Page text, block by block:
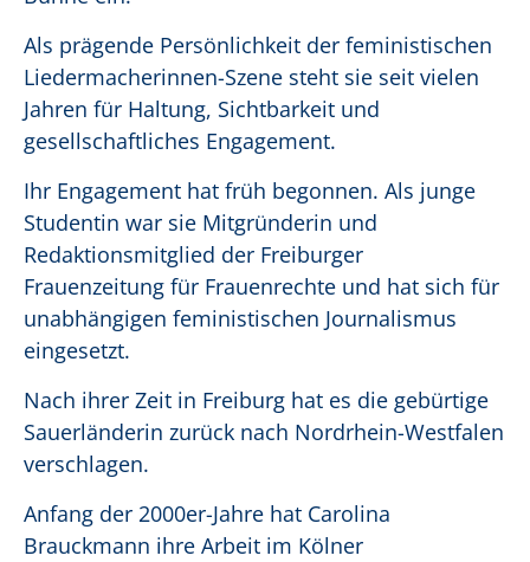
Als prägende Persönlichkeit der feministischen
Liedermacherinnen-Szene steht sie seit vielen
Jahren für Haltung, Sichtbarkeit und
gesellschaftliches Engagement.
Ihr Engagement hat früh begonnen. Als junge
Studentin war sie Mitgründerin und
Redaktionsmitglied der Freiburger
Frauenzeitung für Frauenrechte und hat sich für
unabhängigen feministischen Journalismus
eingesetzt.
Nach ihrer Zeit in Freiburg hat es die gebürtige
Sauerländerin zurück nach Nordrhein-Westfalen
verschlagen.
Anfang der 2000er-Jahre hat Carolina
Brauckmann ihre Arbeit im Kölner